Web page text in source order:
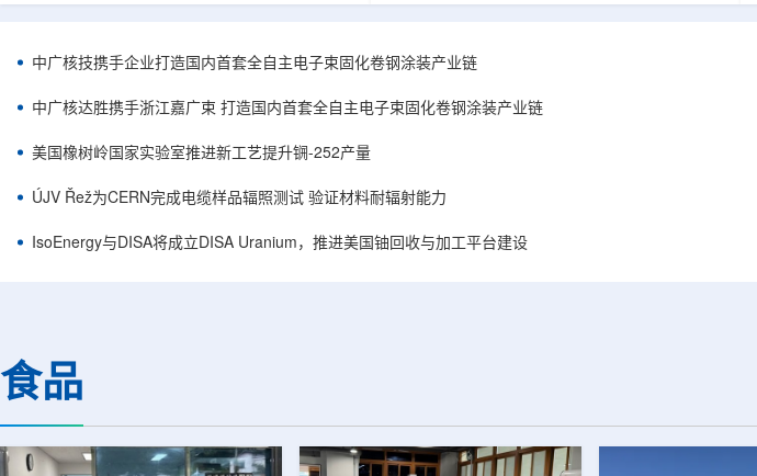
地质研究院，开展专项技术交流研讨。会上，中
内油气测井成套装备、井下探测、岩石物理实
验、智能测井解释、深井探测及多源地质数据解
析等成熟技术体系，并结合实战案例分享了含油
气盆地铀矿勘查经验。王乐力介绍了西部中...
寸不断缩小、功率密度持续提高，器件过热正成
在面对真实电子器件的多层结构时存在局限，例
如常用的时域热反射法难以区分不同材料层中的
热传输情况，红外成像等方法也难以在微小尺度
上捕捉快速变化。为解决这一问题...
中广核技携手企业打造国内首套全自主电子束固化卷钢涂装产业链
中广核达胜携手浙江嘉广束 打造国内首套全自主电子束固化卷钢涂装产业链
美国橡树岭国家实验室推进新工艺提升锎-252产量
ÚJV Řež为CERN完成电缆样品辐照测试 验证材料耐辐射能力
IsoEnergy与DISA将成立DISA Uranium，推进美国铀回收与加工平台建设
食品